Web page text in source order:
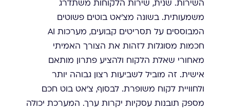
השירות. שנית, שירות הלקוחות משתדרג
משמעותית. בשונה מצ'אט בוטים פשוטים
המבוססים על תסריטים קבועים, מערכות AI
חכמות מסוגלות לזהות את הצורך האמיתי
מאחורי שאלת הלקוח ולהציע פתרון מותאם
אישית. זה מוביל לשביעות רצון גבוהה יותר
ולחוויית לקוח משופרת. לבסוף, צ'אט בוט חכם
מספק תובנות עסקיות יקרות ערך. המערכת יכולה